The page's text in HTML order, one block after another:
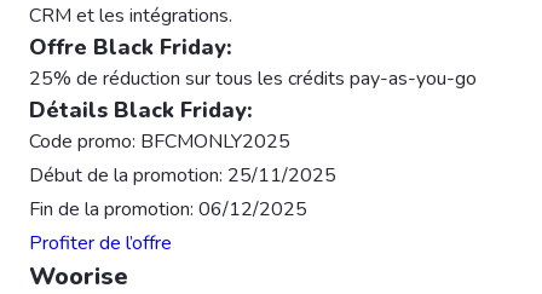
CRM et les intégrations.
Offre Black Friday:
25% de réduction sur tous les crédits pay-as-you-go
Détails Black Friday:
Code promo: BFCMONLY2025
Début de la promotion: 25/11/2025
Fin de la promotion: 06/12/2025
Profiter de l’offre
Woorise